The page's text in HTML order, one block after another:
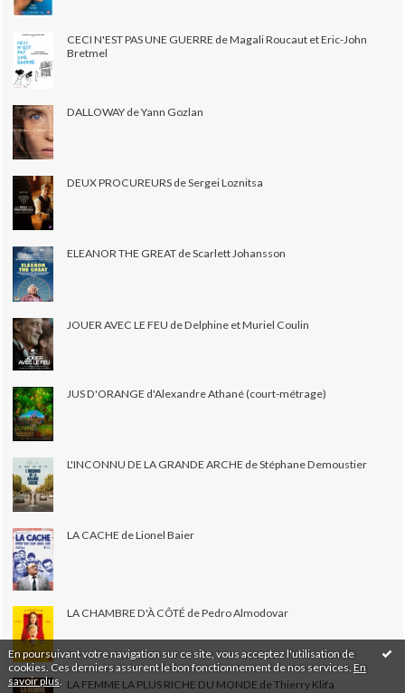
En poursuivant votre navigation sur ce site, vous acceptez l'utilisation de
cookies. Ces derniers assurent le bon fonctionnement de nos services. En
savoir plus
CECI N'EST PAS UNE GUERRE de Magali Roucaut et Eric-John
Bretmel
DALLOWAY de Yann Gozlan
DEUX PROCUREURS de Sergei Loznitsa
ELEANOR THE GREAT de Scarlett Johansson
JOUER AVEC LE FEU de Delphine et Muriel Coulin
JUS D'ORANGE d'Alexandre Athané (court-métrage)
L'INCONNU DE LA GRANDE ARCHE de Stéphane Demoustier
LA CACHE de Lionel Baier
LA CHAMBRE D'À CÔTÉ de Pedro Almodovar
LA FEMME LA PLUS RICHE DU MONDE de Thierry Klifa